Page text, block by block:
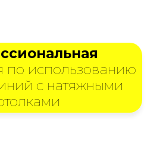
по использованию
с натяжными